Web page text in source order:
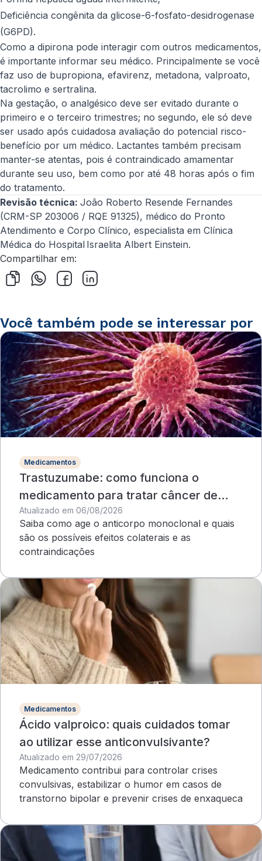
Deficiência congênita da glicose-6-fosfato-desidrogenase
(G6PD).
Como a dipirona pode interagir com outros medicamentos,
é importante informar seu médico. Principalmente se você
faz uso de bupropiona, efavirenz, metadona, valproato,
tacrolimo e sertralina.
Na gestação, o analgésico deve ser evitado durante o
primeiro e o terceiro trimestres; no segundo, ele só deve
ser usado após cuidadosa avaliação do potencial risco-
benefício por um médico. Lactantes também precisam
manter-se atentas, pois é contraindicado amamentar
durante seu uso, bem como por até 48 horas após o fim
do tratamento.
Revisão técnica: João Roberto Resende Fernandes
(CRM-SP 203006 / RQE 91325), médico do Pronto
Atendimento e Corpo Clínico, especialista em Clínica
Médica do Hospital Israelita Albert Einstein.
Compartilhar em:
Você também pode se interessar por
Medicamentos
Trastuzumabe: como funciona o
medicamento para tratar câncer de
mama?
Atualizado em 06/08/2026
Saiba como age o anticorpo monoclonal e quais
são os possíveis efeitos colaterais e as
contraindicações
Medicamentos
Ácido valproico: quais cuidados tomar
ao utilizar esse anticonvulsivante?
Atualizado em 29/07/2026
Medicamento contribui para controlar crises
convulsivas, estabilizar o humor em casos de
transtorno bipolar e prevenir crises de enxaqueca